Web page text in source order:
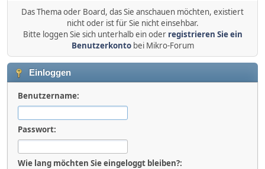
Das Thema oder Board, das Sie anschauen möchten, existiert
nicht oder ist für Sie nicht einsehbar.
Bitte loggen Sie sich unterhalb ein oder registrieren Sie ein
Benutzerkontobei Mikro-Forum
Einloggen
Benutzername:
Passwort:
Wie lang möchten Sie eingeloggt bleiben?: